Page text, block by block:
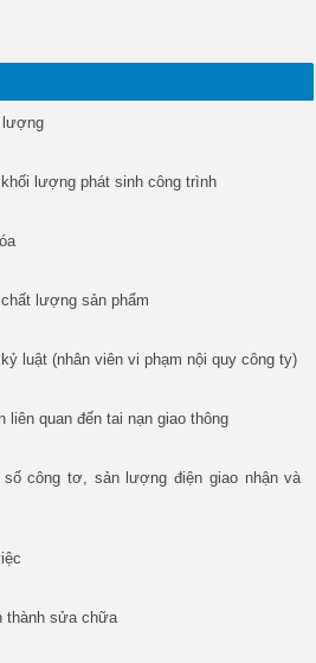
lượng
lượng phát sinh công trình
lượng sản phẩm
luật (nhân viên vi phạm nội quy công ty)
liên quan đến tai nạn giao thông
số công tơ, sản lượng điện giao nhận và
thành sửa chữa